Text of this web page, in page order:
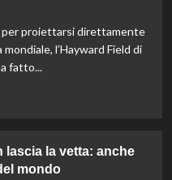
per proiettarsi direttamente
l’Hayward Field di
fatto...
lascia la vetta: anche
mondo